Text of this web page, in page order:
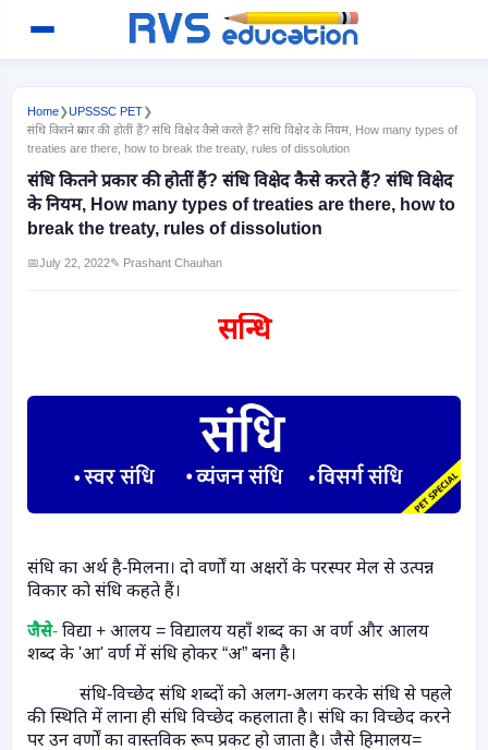
Home❯UPSSSC PET❯
संधि कितने प्रकार की होतीं हैं? संधि विक्षेद कैसे करते हैं? संधि विक्षेद के नियम, How many types of
treaties are there, how to break the treaty, rules of dissolution
संधि कितने प्रकार की होतीं हैं? संधि विक्षेद कैसे करते हैं? संधि विक्षेद
के नियम, How many types of treaties are there, how to
break the treaty, rules of dissolution
📅July 22, 2022✎ Prashant Chauhan
सन्धि
संधि का अर्थ है-मिलना। दो वर्णों या अक्षरों के परस्पर मेल से उत्पन्न
विकार को संधि कहते हैं।
जैसे- विद्या + आलय = विद्यालय यहाँ शब्द का अ वर्ण और आलय
शब्द के 'आ' वर्ण में संधि होकर “अ” बना है।
संधि-विच्छेद संधि शब्दों को अलग-अलग करके संधि से पहले
की स्थिति में लाना ही संधि विच्छेद कहलाता है। संधि का विच्छेद करने
पर उन वर्णों का वास्तविक रूप प्रकट हो जाता है। जैसे हिमालय=